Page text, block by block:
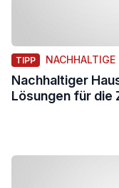
TIPP
Nachhaltiger
Lösungen für die